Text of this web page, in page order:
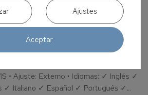
• Ajuste: Externo • Idiomas: ✓ Inglés ✓
✓ Italiano ✓ Español ✓ Portugués ✓...
Aceptar
Ajustes